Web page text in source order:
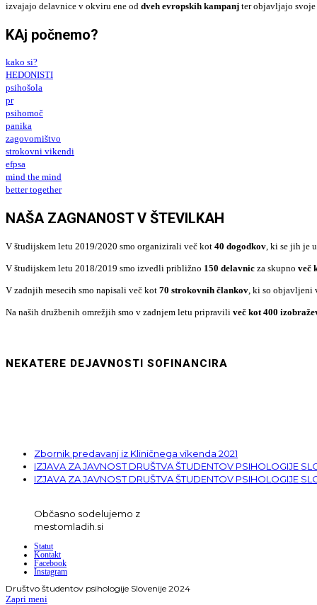
izvajajo delavnice v okviru ene od dveh evropskih kampanj ter objavljajo svoje
KAj počnemo?
kako si?
HEDONISTI
psihošola
pr
psihomoč
panika
zagovorništvo
strokovni vikendi
efpsa
mind the mind
better together
NAŠA ZAGNANOST V ŠTEVILKAH
V študijskem letu 2019/2020 smo organizirali več kot 40 dogodkov , ki se jih je
V študijskem letu 2018/2019 smo izvedli približno 150 delavnic za skupno več
V zadnjih mesecih smo napisali več kot 70 strokovnih člankov , ki so objavljeni
Na naših družbenih omrežjih smo v zadnjem letu pripravili več kot 400
NEKATERE DEJAVNOSTI SOFINANCIRA
Zbornik predavanj iz Kliničnega vikenda 2021
IZJAVA ZA JAVNOST DRUŠTVA ŠTUDENTOV PSIHOLOGIJE
IZJAVA ZA JAVNOST DRUŠTVA ŠTUDENTOV PSIHOLOGIJE
Občasno sodelujemo z
mestomladih.si
Statut
Kontakt
Facebook
Instagram
Društvo študentov psihologije Slovenije 2024
Zapri meni